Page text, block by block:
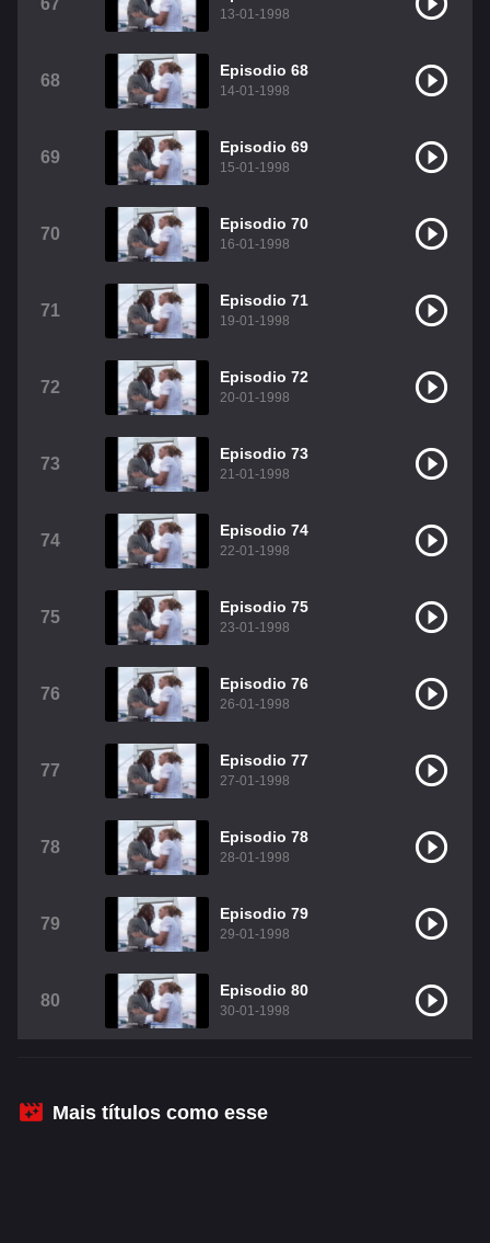
67
13-01-1998
68
Episodio 68
14-01-1998
69
Episodio 69
15-01-1998
70
Episodio 70
16-01-1998
71
Episodio 71
19-01-1998
72
Episodio 72
20-01-1998
73
Episodio 73
21-01-1998
74
Episodio 74
22-01-1998
75
Episodio 75
23-01-1998
76
Episodio 76
26-01-1998
77
Episodio 77
27-01-1998
78
Episodio 78
28-01-1998
79
Episodio 79
29-01-1998
80
Episodio 80
30-01-1998
Mais títulos como esse